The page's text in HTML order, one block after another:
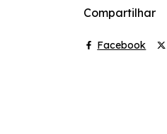
Compartilhar
Facebook